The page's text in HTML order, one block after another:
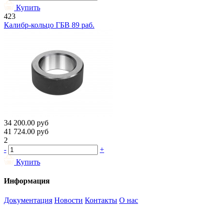
Купить
423
Калибр-кольцо ГБВ 89 раб.
34 200.00 руб
41 724.00 руб
2
-
+
Купить
Информация
Документация Новости Контакты О нас